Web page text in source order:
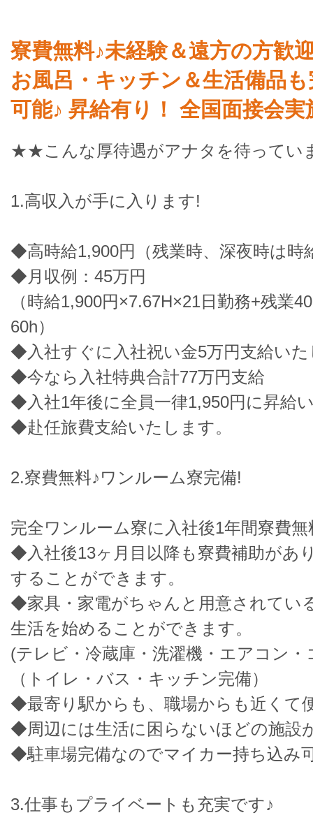
寮費無料♪未経験＆遠方の方歓
お風呂・キッチン＆生活備品
可能♪ 昇給有り！ 全国面接会実
★★こんな厚待遇がアナタを待って
1.高収入が手に入ります!
◆高時給1,900円（残業時、深夜時は時
◆月収例：45万円
（時給1,900円×7.67H×21日勤務+残業
60h）
◆入社すぐに入社祝い金5万円支給い
◆今なら入社特典合計77万円支給
◆入社1年後に全員一律1,950円に昇給
◆赴任旅費支給いたします。
2.寮費無料♪ワンルーム寮完備!
完全ワンルーム寮に入社後1年間寮費
◆入社後13ヶ月目以降も寮費補助があ
することができます。
◆家具・家電がちゃんと用意されてい
生活を始めることができます。
(テレビ・冷蔵庫・洗濯機・エアコン・
（トイレ・バス・キッチン完備）
◆最寄り駅からも、職場からも近くて
◆周辺には生活に困らないほどの施設
◆駐車場完備なのでマイカー持ち込み
3.仕事もプライベートも充実です♪